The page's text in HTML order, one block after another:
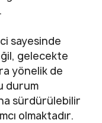
sayesinde
gelecekte
yönelik de
durum
sürdürülebilir
olmaktadır.